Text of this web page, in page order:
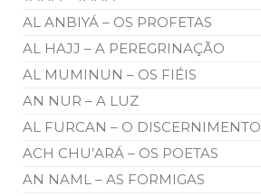
AL ANBIYÁ – OS PROFETAS
AL HAJJ – A PEREGRINAÇÃO
AL MUMINUN – OS FIÉIS
AN NUR – A LUZ
AL FURCAN – O DISCERNIMENTO
ACH CHU’ARÁ – OS POETAS
AN NAML – AS FORMIGAS